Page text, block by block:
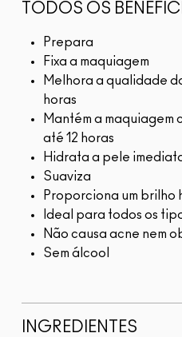
TODOS OS
Prepara
Fixa a maquiagem
Melhora a qualidade
horas
Mantém a
até 12 horas
Hidrata a pele
Suaviza
Proporciona um brilho
Ideal para todos os
Não causa acne nem
Sem álcool
INGREDIENTES